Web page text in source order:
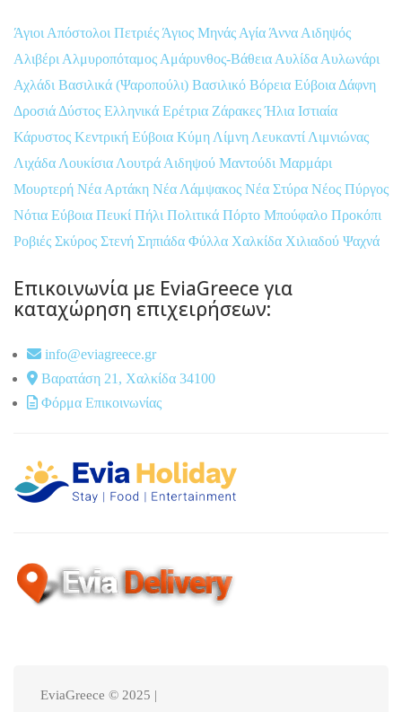
Άγιοι Απόστολοι Πετριές Άγιος Μηνάς Αγία Άννα Αιδηψός
Αλιβέρι Αλμυροπόταμος Αμάρυνθος-Βάθεια Αυλίδα Αυλωνάρι
Αχλάδι Βασιλικά (Ψαροπούλι) Βασιλικό Βόρεια Εύβοια Δάφνη
Δροσιά Δύστος Ελληνικά Ερέτρια ΖάρακεςΉλια Ιστιαία
Κάρυστος Κεντρική Εύβοια Κύμη Λίμνη Λευκαντί Λιμνιώνας
Λιχάδα Λουκίσια Λουτρά Αιδηψού Μαντούδι Μαρμάρι
Μουρτερή Νέα Αρτάκη Νέα Λάμψακος Νέα Στύρα Νέος Πύργος
Νότια Εύβοια Πευκί Πήλι Πολιτικά Πόρτο Μπούφαλο Προκόπι
Ροβιές Σκύρος Στενή Σηπιάδα Φύλλα Χαλκίδα Χιλιαδού Ψαχνά
Επικοινωνία με EviaGreece για
καταχώρηση επιχειρήσεων:
info@eviagreece.gr
Βαρατάση 21, Χαλκίδα 34100
Φόρμα Επικοινωνίας
EviaGreece © 2025 |